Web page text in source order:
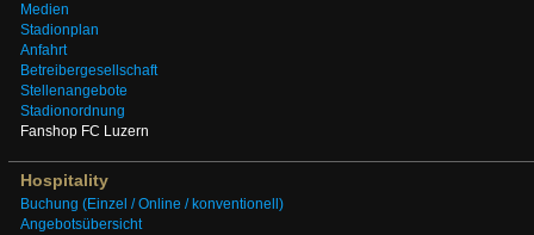
Medien
Stadionplan
Anfahrt
Betreibergesellschaft
Stellenangebote
Stadionordnung
Fanshop FC Luzern
Hospitality
Buchung (Einzel / Online / konventionell)
Angebotsübersicht